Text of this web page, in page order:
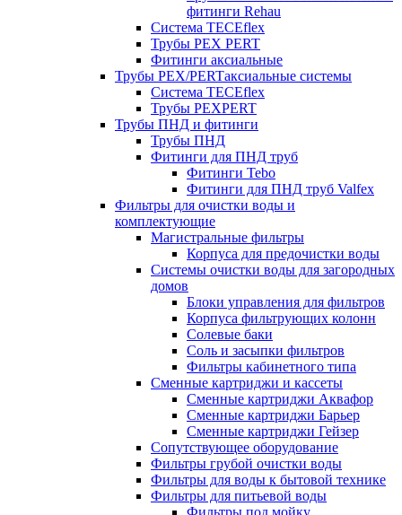
фитинги Rehau
Система TECEflex
Трубы PEX PERT
Фитинги аксиальные
Трубы PEX/PERTаксиальные системы
Система TECEflex
Трубы PEXPERT
Трубы ПНД и фитинги
Трубы ПНД
Фитинги для ПНД труб
Фитинги Tebo
Фитинги для ПНД труб Valfex
Фильтры для очистки воды и
комплектующие
Магистральные фильтры
Корпуса для предочистки воды
Системы очистки воды для загородных
домов
Блоки управления для фильтров
Корпуса фильтрующих колонн
Солевые баки
Соль и засыпки фильтров
Фильтры кабинетного типа
Сменные картриджи и кассеты
Сменные картриджи Аквафор
Сменные картриджи Барьер
Сменные картриджи Гейзер
Сопутствующее оборудование
Фильтры грубой очистки воды
Фильтры для воды к бытовой технике
Фильтры для питьевой воды